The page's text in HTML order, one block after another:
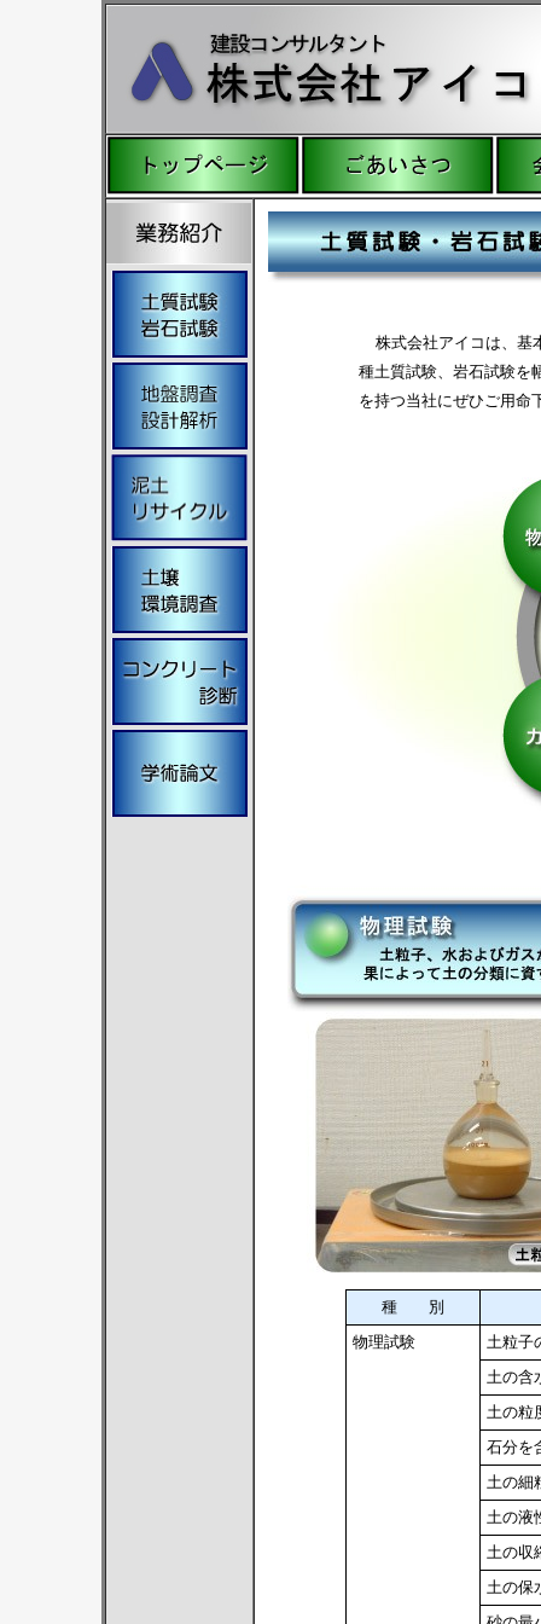
株式会社アイコは、基
種土質試験、岩石試験を
を持つ当社にぜひご用命
種 別
物理試験
土粒子
土の含
土の粒
石分を
土の細
土の液
土の収
土の保